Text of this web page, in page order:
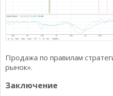
Продажа по правилам
рынок».
Заключение